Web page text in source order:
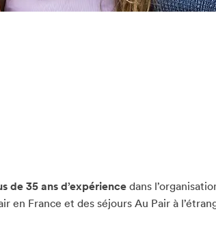
de 35 ans d’expériencedans
en France et des séjours Au Pair à